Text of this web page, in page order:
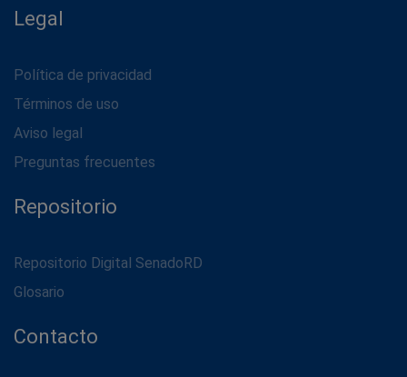
Legal
Política de privacidad
Términos de uso
Aviso legal
Preguntas frecuentes
Repositorio
Repositorio Digital SenadoRD
Glosario
Contacto